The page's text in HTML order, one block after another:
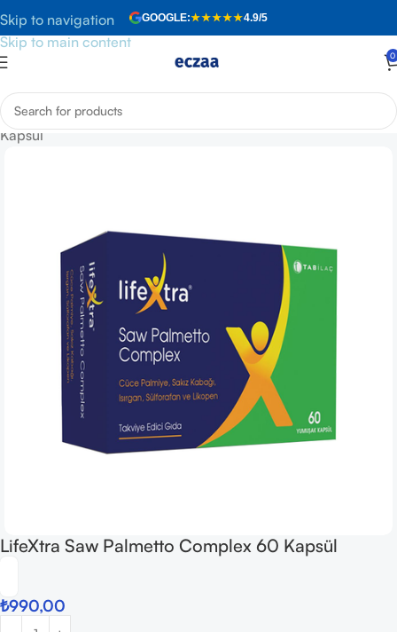
Skip to navigation
Skip to main content
GOOGLE:★★★★★4.9/5
0
Anasayfa» Mağaza
Kapsül
LifeXtra Saw Palmetto Complex 60 Kapsül
₺990,00